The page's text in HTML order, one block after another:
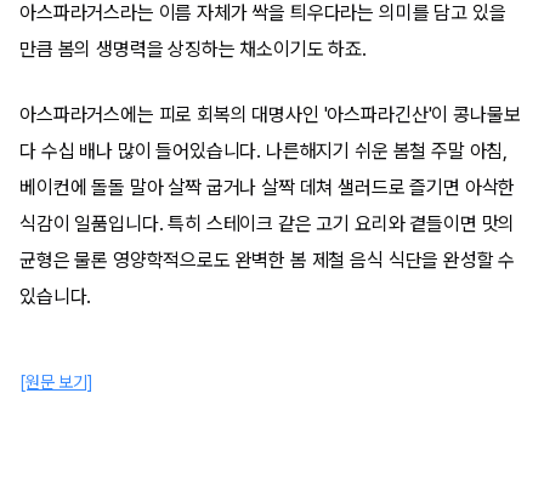
아스파라거스라는 이름 자체가 싹을 틔우다라는 의미를 담고 있을
만큼 봄의 생명력을 상징하는 채소이기도 하죠.
아스파라거스에는 피로 회복의 대명사인 '아스파라긴산'이 콩나물보
다 수십 배나 많이 들어있습니다. 나른해지기 쉬운 봄철 주말 아침,
베이컨에 돌돌 말아 살짝 굽거나 살짝 데쳐 샐러드로 즐기면 아삭한
식감이 일품입니다. 특히 스테이크 같은 고기 요리와 곁들이면 맛의
균형은 물론 영양학적으로도 완벽한 봄 제철 음식 식단을 완성할 수
있습니다.
[원문 보기]